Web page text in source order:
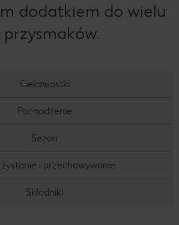
dodatkiem do wielu
Ciekawostki
Pochodzenie
Sezon
i przechowywanie
Składniki